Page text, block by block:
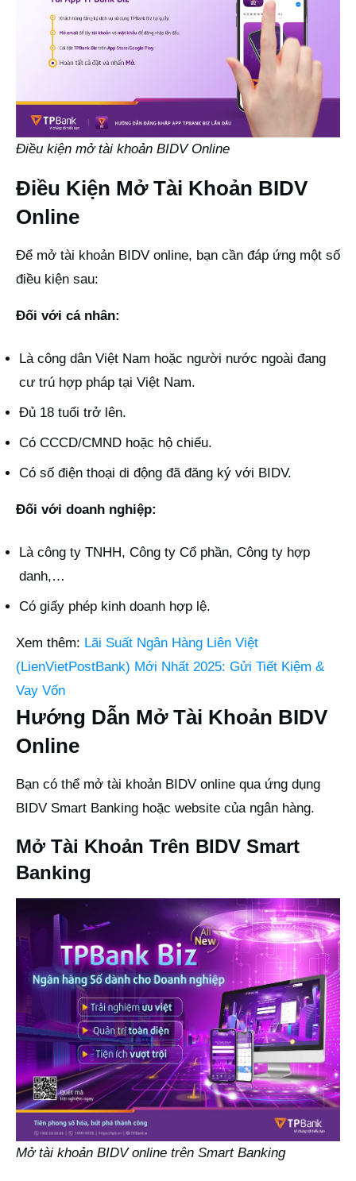
Điều kiện mở tài khoản BIDV Online
Điều Kiện Mở Tài Khoản BIDV
Online
Để mở tài khoản BIDV online, bạn cần đáp ứng một số
điều kiện sau:
Đối với cá nhân:
Là công dân Việt Nam hoặc người nước ngoài đang
cư trú hợp pháp tại Việt Nam.
Đủ 18 tuổi trở lên.
Có CCCD/CMND hoặc hộ chiếu.
Có số điện thoại di động đã đăng ký với BIDV.
Đối với doanh nghiệp:
Là công ty TNHH, Công ty Cổ phần, Công ty hợp
danh,…
Có giấy phép kinh doanh hợp lệ.
Xem thêm: Lãi Suất Ngân Hàng Liên Việt
(LienVietPostBank) Mới Nhất 2025: Gửi Tiết Kiệm &
Vay Vốn
Hướng Dẫn Mở Tài Khoản BIDV
Online
Bạn có thể mở tài khoản BIDV online qua ứng dụng
BIDV Smart Banking hoặc website của ngân hàng.
Mở Tài Khoản Trên BIDV Smart
Banking
Mở tài khoản BIDV online trên Smart Banking